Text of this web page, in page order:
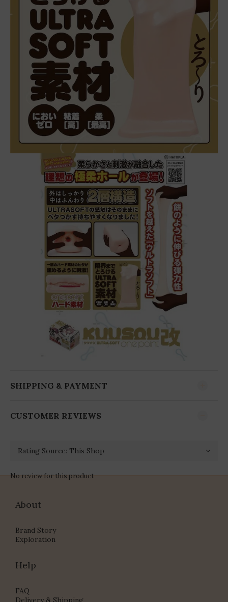
SHIPPING & PAYMENT
CUSTOMER REVIEWS
No review for this product
About
Brand Story
Exploration
Help
FAQ
Delivery & Shipping